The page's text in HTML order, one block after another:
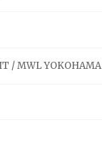
/ MWL YOKOHAMA